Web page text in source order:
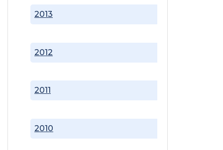
2010
2011
2012
2013